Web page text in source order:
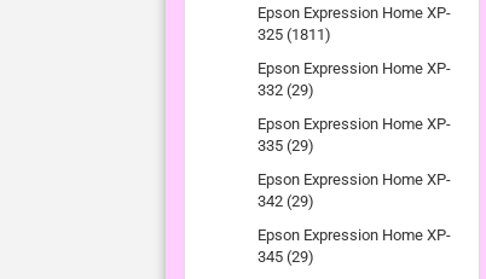
Epson Expression Home XP-
325 (1811)
Epson Expression Home XP-
332 (29)
Epson Expression Home XP-
335 (29)
Epson Expression Home XP-
342 (29)
Epson Expression Home XP-
345 (29)